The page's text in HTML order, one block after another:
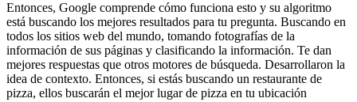
Entonces, Google comprende cómo funciona esto y su algoritmo
está buscando los mejores resultados para tu pregunta. Buscando en
todos los sitios web del mundo, tomando fotografías de la
información de sus páginas y clasificando la información. Te dan
mejores respuestas que otros motores de búsqueda. Desarrollaron la
idea de contexto. Entonces, si estás buscando un restaurante de
pizza, ellos buscarán el mejor lugar de pizza en tu ubicación